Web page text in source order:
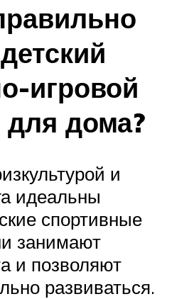
игровой
для дома?
и
идеальны
спортивные
занимают
и позволяют
развиваться.